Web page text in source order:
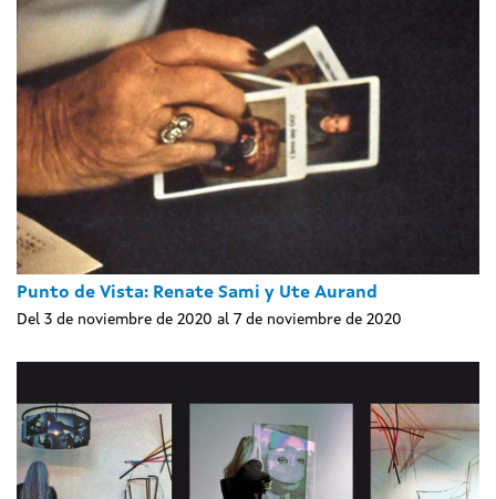
Punto de Vista: Renate Sami y Ute Aurand
Del 3 de noviembre de 2020 al 7 de noviembre de 2020